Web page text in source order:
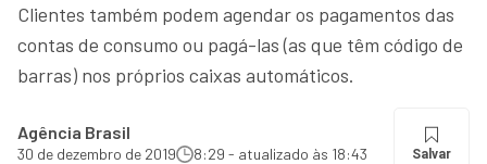
Clientes também podem agendar os pagamentos das
contas de consumo ou pagá-las (as que têm código de
barras) nos próprios caixas automáticos.
Agência Brasil
30 de dezembro de 2019 8:29 - atualizado às 18:43 Salvar